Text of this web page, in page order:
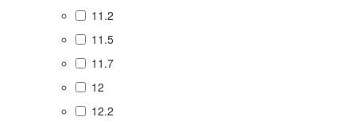
11.2
11.5
11.7
12
12.2